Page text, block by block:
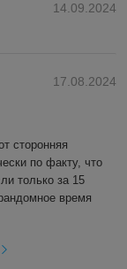
14.09.2024
17.08.2024
сторонняя
по факту, что
только за 15
время